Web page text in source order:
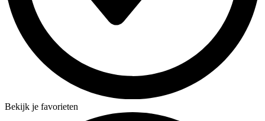
Bekijk je favorieten